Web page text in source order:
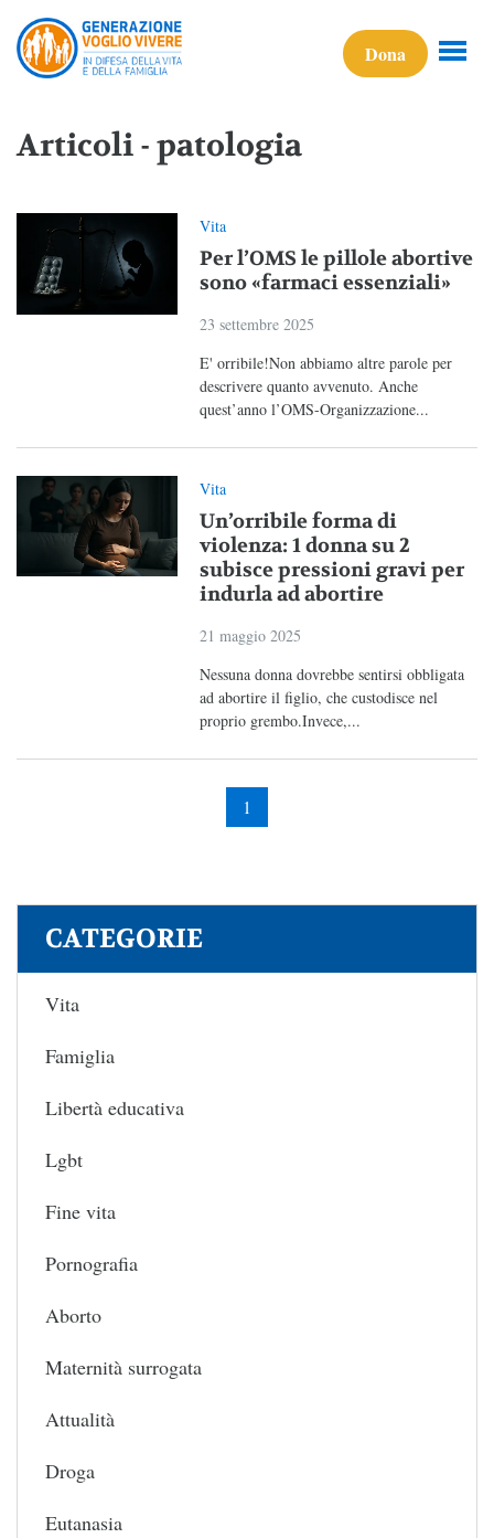
Dona
Articoli - patologia
Vita
Per l’OMS le pillole abortive
sono «farmaci essenziali»
23 settembre 2025
E' orribile!Non abbiamo altre parole per
descrivere quanto avvenuto. Anche
quest’anno l’OMS-Organizzazione...
Vita
Un’orribile forma di
violenza: 1 donna su 2
subisce pressioni gravi per
indurla ad abortire
21 maggio 2025
Nessuna donna dovrebbe sentirsi obbligata
ad abortire il figlio, che custodisce nel
proprio grembo.Invece,...
1
CATEGORIE
Vita
Famiglia
Libertà educativa
Lgbt
Fine vita
Pornografia
Aborto
Maternità surrogata
Attualità
Droga
Eutanasia